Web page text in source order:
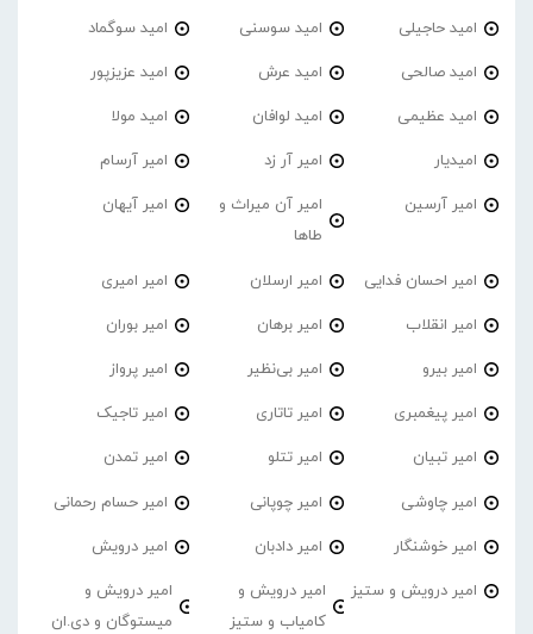
امید حاجیلی امید سوسنی امید سوگماد
امید صالحی امید عرش امید عزیزپور
امید عظیمی امید لوافان امید مولا
امیدیار امیر آر زد امیر آرسام
امیر آرسین
امیر آن میراث و
طاها
امیر آیهان
امیر احسان فدایی امیر ارسلان امیر امیری
امیر انقلاب امیر برهان امیر‌ بوران
امیر بیرو امیر بی‌نظیر امیر پرواز
امیر پیغمبری امیر تاتاری امیر تاجیک
امیر تبیان امیر تتلو امیر تمدن
امیر چاوشی امیر چوپانی امیر حسام رحمانی
امیر خوشنگار امیر دادبان امیر درویش
امیر درویش و ستیز
امیر درویش و
کامیاب و ستیز
امیر درویش و
میستوگان و دی.ان